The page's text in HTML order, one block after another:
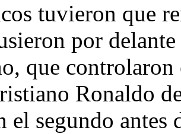
tuvieron que
por
que controlaron
Ronaldo
el segundo antes